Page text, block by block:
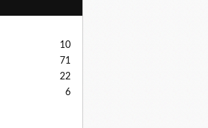
10
71
22
6